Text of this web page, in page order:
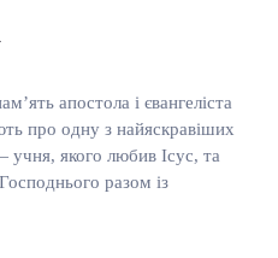
апостола і євангеліста
про одну з найяскравіших
учня, якого любив Ісус, та
разом із